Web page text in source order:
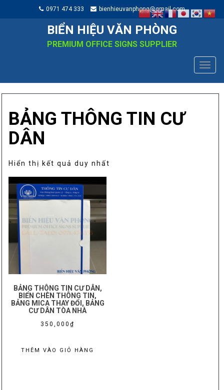
0971 474 333 bienhieuvanphong@gmail.com
BIỂN HIỆU VĂN PHÒNG
PREMIUM OFFICE SIGNS SUPPLIER
BẢNG THÔNG TIN CƯ
DÂN
Hiển thị kết quả duy nhất
BẢNG THÔNG TIN CƯ DÂN,
BIỂN CHÈN THÔNG TIN,
BẢNG MICA THAY ĐỔI, BẢNG
CƯ DÂN TÒA NHÀ
350,000 ₫
THÊM VÀO GIỎ HÀNG